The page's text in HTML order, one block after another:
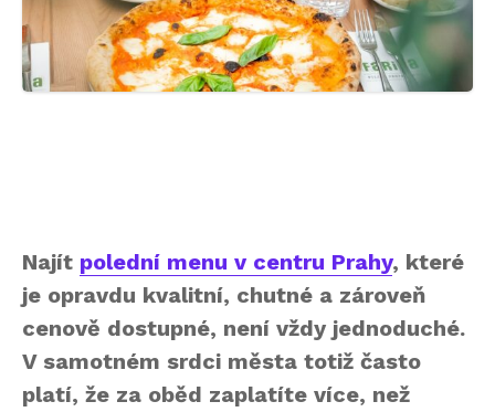
Najít polední menu v centru Prahy, které
je opravdu kvalitní, chutné a zároveň
cenově dostupné, není vždy jednoduché.
V samotném srdci města totiž často
platí, že za oběd zaplatíte více, než